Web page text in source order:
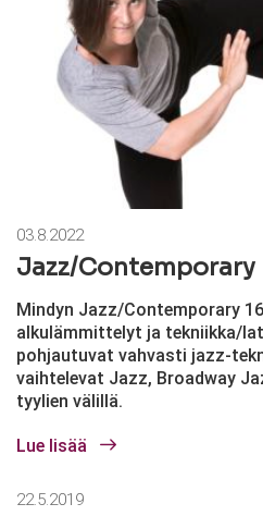
03.8.2022
Jazz/Contemporary
Mindyn Jazz/Contemporary
alkulämmittelyt ja tekniikka/
pohjautuvat vahvasti jazz-
vaihtelevat Jazz, Broadway
tyylien välillä.
Lue lisää
22.5.2019